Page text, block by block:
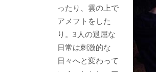
ったり、雲の上で
アメフトをした
り。3人の退屈な
日常は刺激的な
日々へと変わって